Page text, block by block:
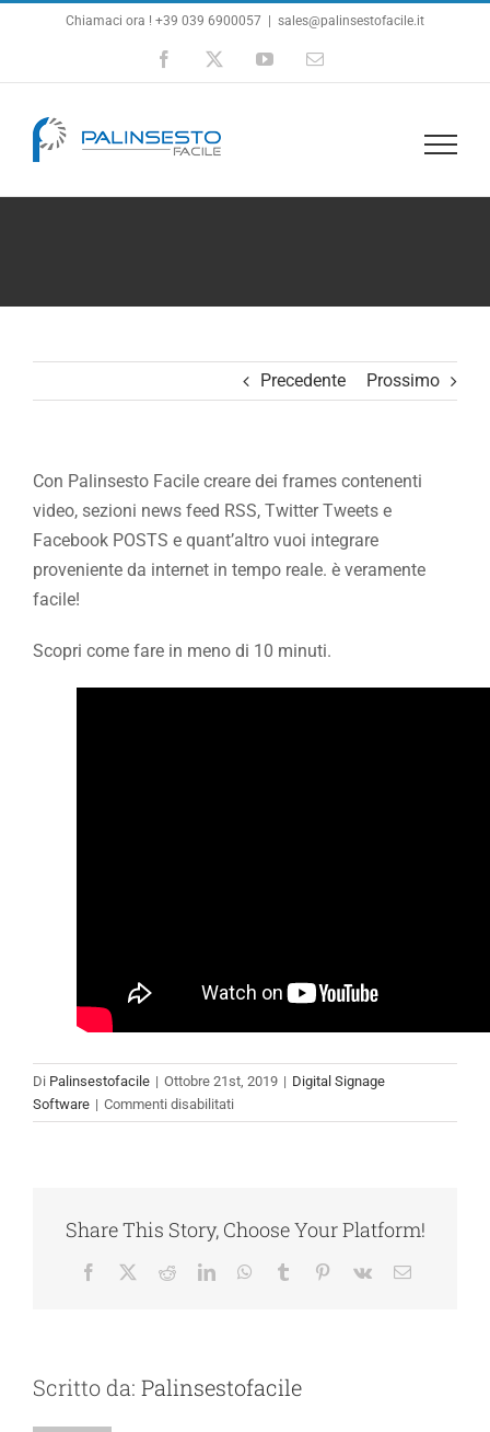
Chiamaci ora ! +39 039 6900057 sales@palinsestofacile.it
Facebook YouTubeEmail
Precedente Prossimo
Con Palinsesto Facile creare dei frames contenenti
video, sezioni news feed RSS, Twitter Tweets e
Facebook POSTS e quant’altro vuoi integrare
proveniente da internet in tempo reale. è veramente
facile!
Scopri come fare in meno di 10 minuti.
Di Palinsestofacile | Ottobre 21st, 2019 | Digital Signage
Software | Commenti disabilitatisu
Come
feed
RSS
Tweets
Share This Story, Choose Your Platform!
Facebook RedditLinkedInWhatsApp
Tumblr Pinterest
Vk Email
Scritto da: Palinsestofacile